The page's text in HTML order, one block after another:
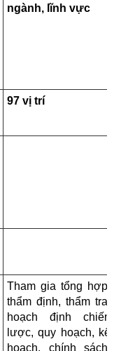
ngành, lĩnh vực
97 vị trí
Tham gia tổng hợp,
thẩm định, thẩm tra,
hoạch định chiến
lược, quy hoạch, kế
hoạch, chính sách;